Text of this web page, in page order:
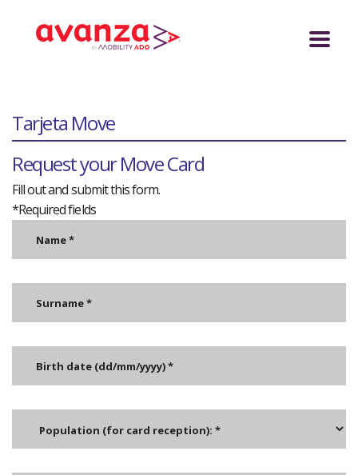
Tarjeta Move
Request your Move Card
Fill out and submit this form.
*Required fields